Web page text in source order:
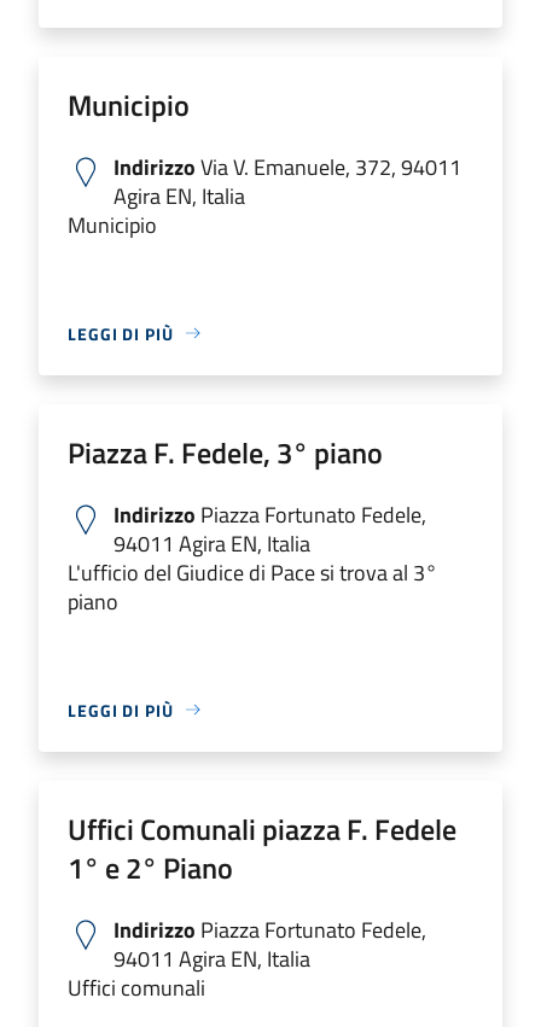
Municipio
IndirizzoVia V. Emanuele, 372, 94011
Agira EN, Italia
Municipio
LEGGI DI PIÙ
Piazza F. Fedele, 3° piano
Indirizzo Piazza Fortunato Fedele,
94011 Agira EN, Italia
L'ufficio del Giudice di Pace si trova al 3°
piano
LEGGI DI PIÙ
Uffici Comunali piazza F. Fedele
1° e 2° Piano
Indirizzo Piazza Fortunato Fedele,
94011 Agira EN, Italia
Uffici comunali